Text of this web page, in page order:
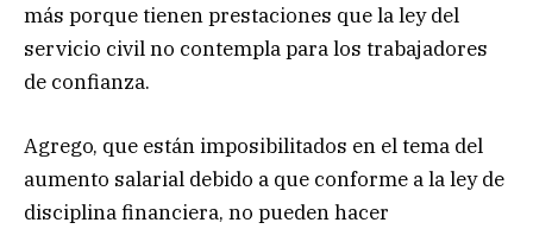
más porque tienen prestaciones que la ley del
servicio civil no contempla para los trabajadores
de confianza.
Agrego, que están imposibilitados en el tema del
aumento salarial debido a que conforme a la ley de
disciplina financiera, no pueden hacer